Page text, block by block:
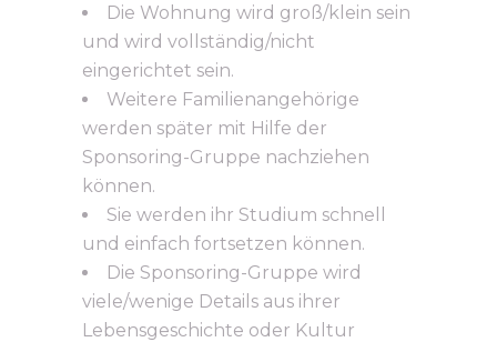
Die Wohnung wird groß/klein sein
und wird vollständig/nicht
eingerichtet sein.
Weitere Familienangehörige
werden später mit Hilfe der
Sponsoring-Gruppe nachziehen
können.
Sie werden ihr Studium schnell
und einfach fortsetzen können.
Die Sponsoring-Gruppe wird
viele/wenige Details aus ihrer
Lebensgeschichte oder Kultur